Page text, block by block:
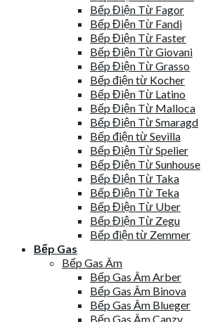
Bếp Điện Từ Fagor
Bếp Điện Từ Fandi
Bếp Điện Từ Faster
Bếp Điện Từ Giovani
Bếp Điện Từ Grasso
Bếp điện từ Kocher
Bếp Điện Từ Latino
Bếp Điện Từ Malloca
Bếp Điện Từ Smaragd
Bếp điện từ Sevilla
Bếp Điện Từ Spelier
Bếp Điện Từ Sunhouse
Bếp Điện Từ Taka
Bếp Điện Từ Teka
Bếp Điện Từ Uber
Bếp Điện Từ Zegu
Bếp điện từ Zemmer
Bếp Gas
Bếp Gas Âm
Bếp Gas Âm Arber
Bếp Gas Âm Binova
Bếp Gas Âm Blueger
Bếp Gas Âm Canzy